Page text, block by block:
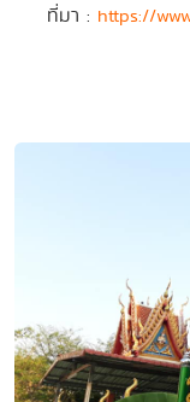
ที่มา : https://